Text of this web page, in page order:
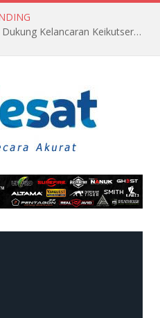
Perencanaan Matang Sopsau Dukung Kelancaran Keikutsertaan TNI AU di Pitch Black 2026